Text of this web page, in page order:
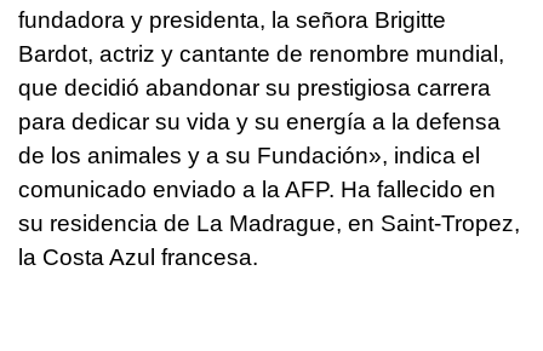
fundadora y presidenta, la señora Brigitte
Bardot, actriz y cantante de renombre mundial,
que decidió abandonar su prestigiosa carrera
para dedicar su vida y su energía a la defensa
de los animales y a su Fundación», indica el
comunicado enviado a la AFP. Ha fallecido en
su residencia de La Madrague, en Saint-Tropez,
la Costa Azul francesa.